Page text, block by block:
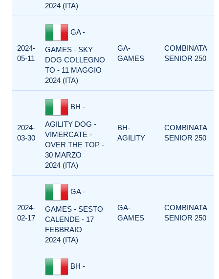
2024 (ITA)
2024-
05-11
GA -
GAMES - SKY
DOG COLLEGNO
TO - 11 MAGGIO
2024 (ITA)
GA-
GAMES
COMBINATA
SENIOR 250
2024-
03-30
BH -
AGILITY DOG -
VIMERCATE -
OVER THE TOP -
30 MARZO
2024 (ITA)
BH-
AGILITY
COMBINATA
SENIOR 250
2024-
02-17
GA -
GAMES - SESTO
CALENDE - 17
FEBBRAIO
2024 (ITA)
GA-
GAMES
COMBINATA
SENIOR 250
BH -